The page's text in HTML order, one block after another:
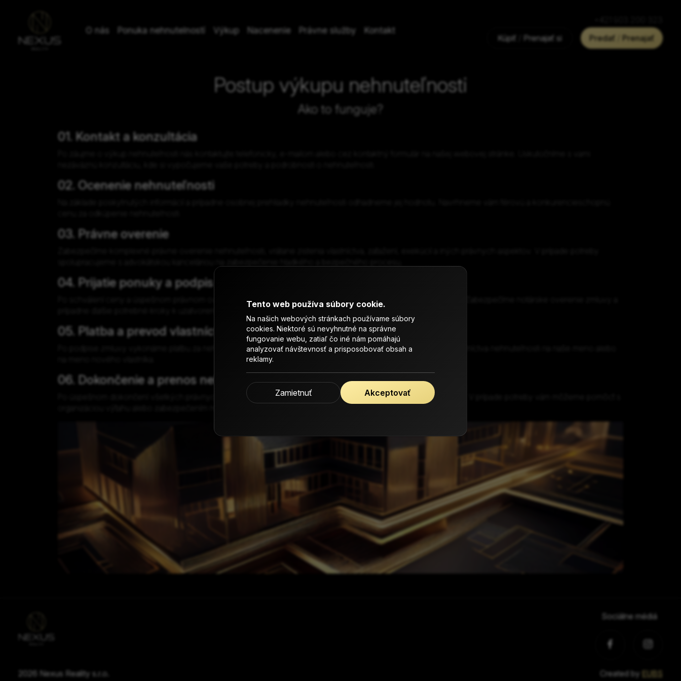
Tento web používa súbory cookie.
Na našich webových stránkach používame súbory
cookies. Niektoré sú nevyhnutné na správne
fungovanie webu, zatiaľ čo iné nám pomáhajú
analyzovať návštevnosť a prisposobovať obsah a
reklamy.
Akceptovať
Zamietnuť
O nás Ponuka nehnutelností Výkup Nacenenie Právne služby Kontakt
Kúpiť
Prenajať si Predať Prenajať
Postup výkupu nehnuteľnosti
Ako to funguje?
01. Kontakt a konzultácia
02. Ocenenie nehnuteľnosti
03. Právne overenie
04. Prijatie ponuky a podpis zmluvy
Po schválení ceny a úspešnom právnom overení podpíšeme kúpnu zmluvu alebo zmluvu o prevode vlastníctva. Zabezpečíme notárske overenie zmluvy a
05. Platba a prevod vlastníctva
Po podpise zmluvy vykonáme platbu za nehnuteľnosť podľa dohodnutých podmienok. Zabezpečíme prevod vlastníctva nehnuteľnosti na naše meno alebo
06. Dokončenie a prenos nehnuteľnosti
Po úspešnom dokončení všetkých právnych a finančných krokov prenesieme nehnuteľnosť na nového vlastníka. V prípade potreby vám môžeme pomôcť s
Sociálne médiá
2026 Nexus Reality s.r.o. Created by
EUBS